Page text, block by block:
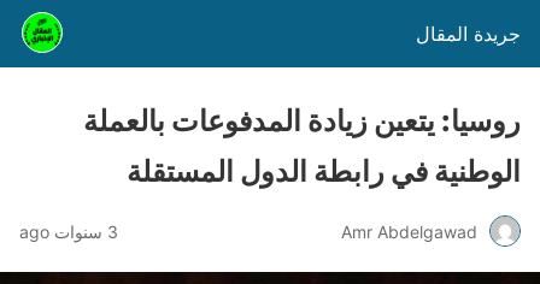
جريدة المقال
روسيا: يتعين زيادة المدفوعات بالعملة
الوطنية في رابطة الدول المستقلة
Amr Abdelgawad 3 سنوات ago